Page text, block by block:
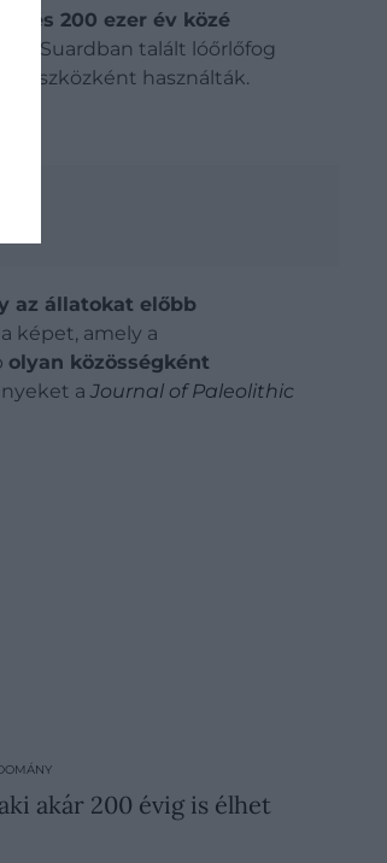
160 és 200 ezer év közé
Suardban talált lóőrlőfog
eszközként használták.
az állatokat előbb
képet, amely a
olyan közösségként
aJournal of Paleolithic
akár 200 évig is élhet